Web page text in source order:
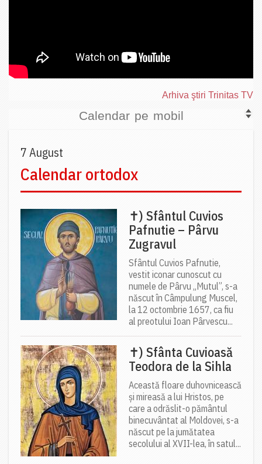
Arhiva ştiri Trinitas TV
Calendar pe mobil
7 August
Calendar ortodox
✝) Sfântul Cuvios
Pafnutie – Pârvu
Zugravul
Sfântul Cuvios Pafnutie,
vestit iconar cunoscut cu
numele de Pârvu „Mutul”, s-a
născut în Câmpulung Muscel,
la 12 octombrie 1657, ca fiu
al preotului Ioan Pârvescu...
✝) Sfânta Cuvioasă
Teodora de la Sihla
Această floare duhovnicească
și mireasă a lui Hristos, pe
care a odrăslit-o pământul
binecuvântat al Moldovei, s-a
născut pe la jumătatea
secolului al XVII-lea, în satul...